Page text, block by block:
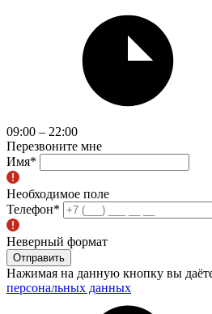
09:00 – 22:00
Перезвоните мне
Имя*
Необходимое поле
Телефон*
Неверный формат
Отправить
Нажимая на данную кнопку вы даёте
персональных данных